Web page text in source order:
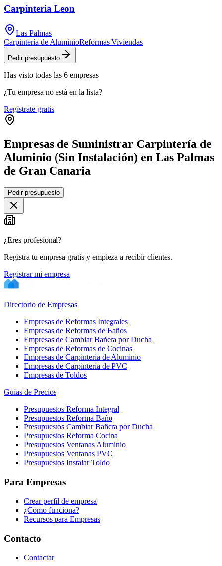
Carpinteria Leon
Las Palmas
Carpintería de AluminioReformas Viviendas
Pedir presupuesto
Has visto todas las 6 empresas
¿Tu empresa no está en la lista?
Regístrate gratis
Empresas de Suministrar Carpintería de
Aluminio (Sin Instalación) en Las Palmas
de Gran Canaria
+
−
Pedir presupuesto
¿Eres profesional?
Registra tu empresa gratis y empieza a recibir clientes.
Registrar mi empresa
Directorio de Empresas
Empresas de Reformas Integrales
Empresas de Reformas de Baños
Empresas de Cambiar Bañera por Ducha
Empresas de Reformas de Cocinas
Empresas de Carpintería de Aluminio
Empresas de Carpintería de PVC
Empresas de Toldos
Guías de Precios
Presupuestos Reforma Integral
Presupuestos Reforma Baño
Presupuestos Cambiar Bañera por Ducha
Presupuestos Reforma Cocina
Presupuestos Ventanas Aluminio
Presupuestos Ventanas PVC
Presupuestos Instalar Toldo
Para Empresas
Crear perfil de empresa
¿Cómo funciona?
Recursos para Empresas
Contacto
Contactar